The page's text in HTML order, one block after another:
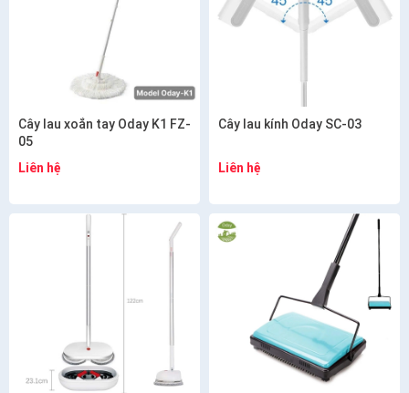
Cây lau xoắn tay Oday K1 FZ-
05
Liên hệ
Cây lau kính Oday SC-03
Liên hệ